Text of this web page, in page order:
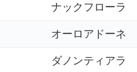
ナックフローラ
オーロアドーネ
ダノンティアラ